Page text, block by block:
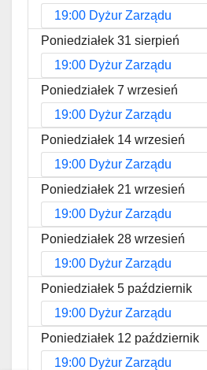
19:00 Dyżur Zarządu
Poniedziałek 31 sierpień
19:00 Dyżur Zarządu
Poniedziałek 7 wrzesień
19:00 Dyżur Zarządu
Poniedziałek 14 wrzesień
19:00 Dyżur Zarządu
Poniedziałek 21 wrzesień
19:00 Dyżur Zarządu
Poniedziałek 28 wrzesień
19:00 Dyżur Zarządu
Poniedziałek 5 październik
19:00 Dyżur Zarządu
Poniedziałek 12 październik
19:00 Dyżur Zarządu